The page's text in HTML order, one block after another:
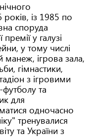
років, із 1985 по
споруда
у галузі
у тому числі
манеж, ігрова зала,
гімнастики,
з ігровими
футболу та
для
одночасно
тренувалися
та України з